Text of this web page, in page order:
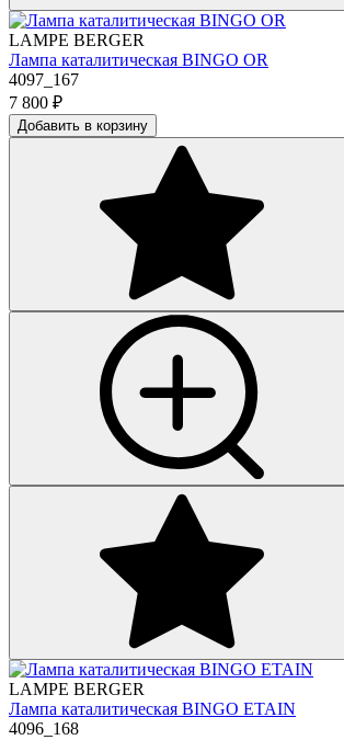
LAMPE BERGER
Лампа каталитическая BINGO OR
4097_167
7 800 ₽
Добавить в корзину
LAMPE BERGER
Лампа каталитическая BINGO ETAIN
4096_168